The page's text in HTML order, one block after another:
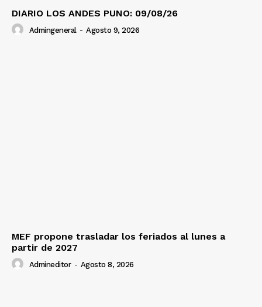
DIARIO LOS ANDES PUNO: 09/08/26
Admingeneral - Agosto 9, 2026
MEF propone trasladar los feriados al lunes a
partir de 2027
Admineditor - Agosto 8, 2026